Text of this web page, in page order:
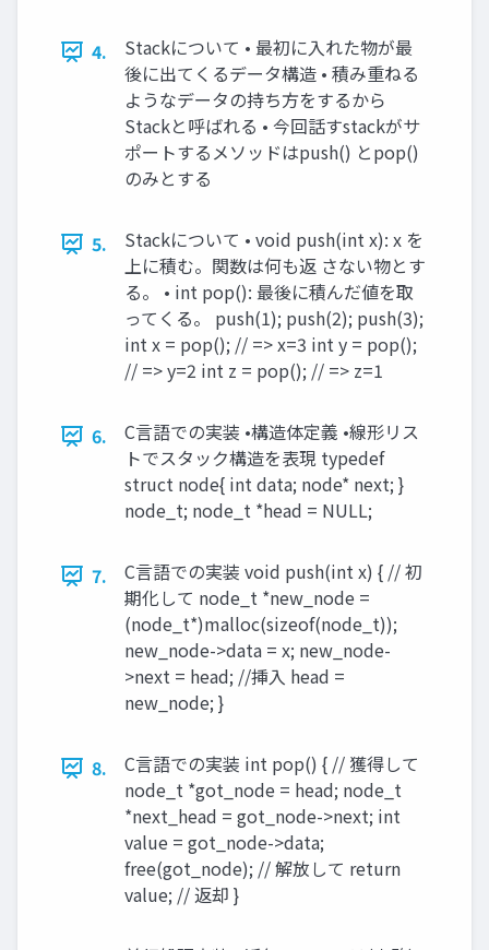
4.
Stackについて • 最初に入れた物が最
後に出てくるデータ構造 • 積み重ねる
ようなデータの持ち方をするから
Stackと呼ばれる • 今回話すstackがサ
ポートするメソッドはpush() とpop()
のみとする
5.
Stackについて • void push(int x): x を
上に積む。関数は何も返 さない物とす
る。 • int pop(): 最後に積んだ値を取
ってくる。 push(1); push(2); push(3);
int x = pop(); // => x=3 int y = pop();
// => y=2 int z = pop(); // => z=1
6.
C言語での実装 •構造体定義 •線形リス
トでスタック構造を表現 typedef
struct node{ int data; node* next; }
node_t; node_t *head = NULL;
7.
C言語での実装 void push(int x) { // 初
期化して node_t *new_node =
(node_t*)malloc(sizeof(node_t));
new_node->data = x; new_node-
>next = head; //挿入 head =
new_node; }
8.
C言語での実装 int pop() { // 獲得して
node_t *got_node = head; node_t
*next_head = got_node->next; int
value = got_node->data;
free(got_node); // 解放して return
value; // 返却 }